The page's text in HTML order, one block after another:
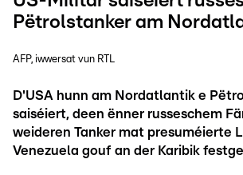
Pëtrolstanker am
AFP, iwwersat vun RTL
D'USA hunn am Nordatlantik e
saiséiert, deen ënner russeschem
weideren Tanker mat presuméierte
Venezuela gouf an der Karibik